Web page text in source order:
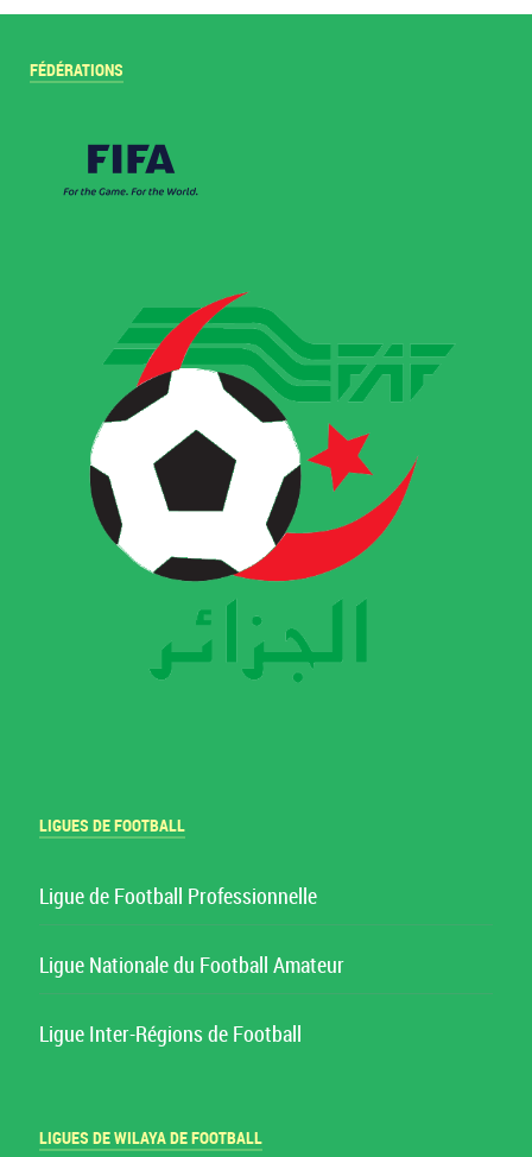
FÉDÉRATIONS
LIGUES DE FOOTBALL
Ligue de Football Professionnelle
Ligue Nationale du Football Amateur
Ligue Inter-Régions de Football
LIGUES DE WILAYA DE FOOTBALL